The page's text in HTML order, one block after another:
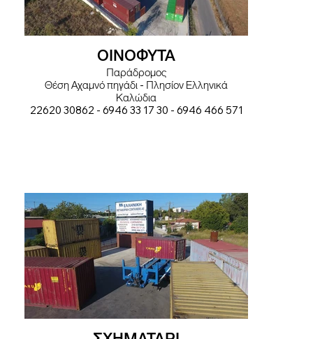
ΟΙΝΟΦΥΤΑ
Παράδρομος
Θέση Αχαμνό πηγάδι - Πλησίον Ελληνικά
Καλώδια
22620 30862 - 6946 33 17 30 - 6946 466 571